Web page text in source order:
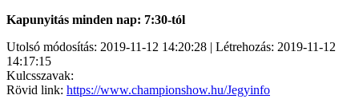
Kapunyitás minden nap: 7:30-tól
Utolsó módosítás: 2019-11-12 14:20:28 | Létrehozás: 2019-11-12
14:17:15
Kulcsszavak:
Rövid link: https://www.championshow.hu/Jegyinfo